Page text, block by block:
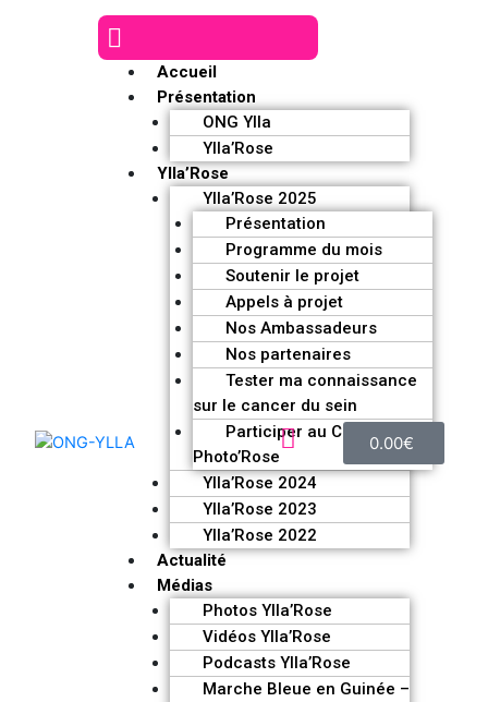
Accueil
Présentation
ONG Ylla
Ylla’Rose
Ylla’Rose
Ylla’Rose 2025
Présentation
Programme du mois
Soutenir le projet
Appels à projet
Nos Ambassadeurs
Nos partenaires
Tester ma connaissance
sur le cancer du sein
Participer au Challenge
Photo’Rose
Ylla’Rose 2024
Ylla’Rose 2023
Ylla’Rose 2022
Actualité
Médias
Photos Ylla’Rose
Vidéos Ylla’Rose
Podcasts Ylla’Rose
Marche Bleue en Guinée –
0.00€